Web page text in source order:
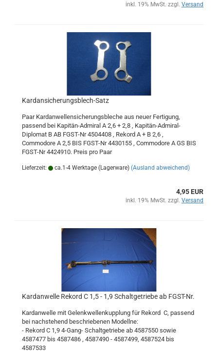
inkl. 19% MwSt. zzgl. Versand
Kardansicherungsblech-Satz
Paar Kardanwellensicherungsbleche aus neuer Fertigung,
passend bei Kapitän-Admiral A 2,6 + 2,8 , Kapitän-Admiral-
Diplomat B AB FGST-Nr 4504408 , Rekord A + B 2,6 ,
Commodore A 2,5 BIS FGST-Nr 4430155 , Commodore A GS BIS
FGST-Nr 4424910. Preis pro Paar
Lieferzeit: ca.1-4 Werktage (Lagerware) (Ausland abweichend)
4,95 EUR
inkl. 19% MwSt. zzgl. Versand
Kardanwelle Rekord C 1,5 - 1,9 Schaltgetriebe ab FGST-Nr.
Kardanwelle mit Gelenkwellenkupplung für Rekord C, passend
bei nachstehend beschriebenen Modellne:
- Rekord C 1,9 4-Gang- Schaltgetriebe ab 4587550 sowie
4587477 bis 4587486 , 4587490 - 4587499, 4587524 bis
4587533